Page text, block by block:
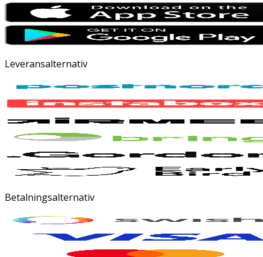
Leveransalternativ
Betalningsalternativ